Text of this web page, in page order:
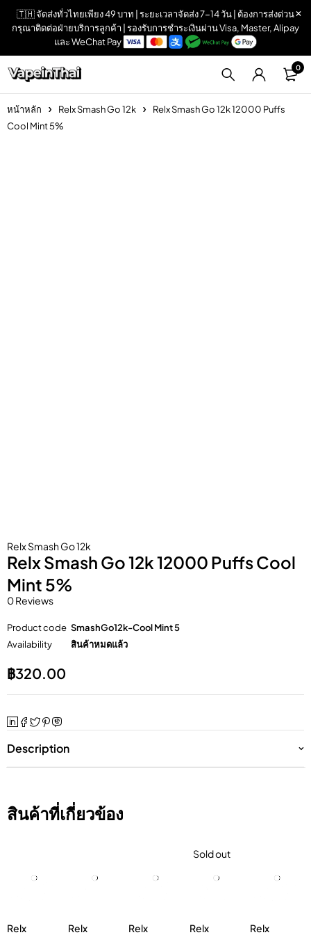
🇹🇭 จัดส่งทั่วไทยเพียง 49 บาท | ระยะเวลาจัดส่ง 7-14 วัน | ต้องการส่งด่วน
กรุณาติดต่อฝ่ายบริการลูกค้า | รองรับการชำระเงินผ่าน Visa, Master, Alipay
และ WeChat Pay
0
หน้าหลัก Relx Smash Go 12k
Relx Smash Go 12k 12000 Puffs
Cool Mint 5%
Relx Smash Go 12k
Relx Smash Go 12k 12000 Puffs Cool
Mint 5%
0 Reviews
Product code SmashGo12k-Cool Mint 5
Availability
สินค้าหมดแล้ว
฿320.00
Description
สินค้าที่เกี่ยวข้อง
Relx Relx Relx
Sold out
Relx Relx